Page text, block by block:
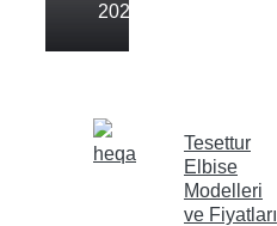
2026
Tesettur
Elbise
Modelleri
ve Fiyatları